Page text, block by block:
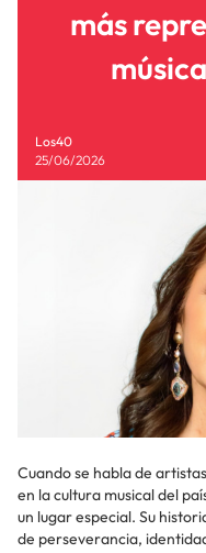
más
Los40
25/06/2026
Cuando se habla de
en la cultura musical del
un lugar especial. Su
de perseverancia,